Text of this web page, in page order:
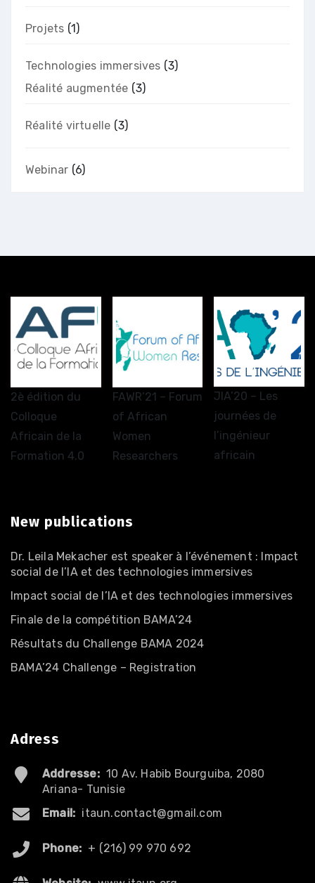
Projets (1)
Technologies immersives (3)
Réalité augmentée (3)
Réalité virtuelle (3)
Webinar (6)
2è édition du
Colloque
Africain de la
Formation 4.0
FAWR’21 – Forum
of African
Women
Researchers
JIA’20 – Les
journées de
l’ingénieur
africain
New publications
Dr. Leila Mekacher est speaker à l’événement : Impact
social de l’IA et des technologies immersives
Impact social de l’IA et des technologies immersives
Finale de la compétition BAMA’24
Résultats du Challenge BAMA 2024
BAMA’24 Challenge – Registration
Adress
Addresse: 10 Av. Habib Bourguiba, 2080
Ariana- Tunisie
Email: itaun.contact@gmail.com
Phone: + (216) 99 970 692